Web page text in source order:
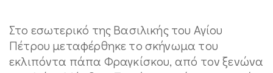
Στο εσωτερικό της Βασιλικής του Αγίου
Πέτρου μεταφέρθηκε το σκήνωμα του
εκλιπόντα πάπα Φραγκίσκου, από τον ξενώνα